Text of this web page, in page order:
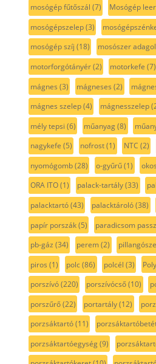
mosógép fűtőszál (7) Mosógép
mosógépszelep(3)
mosógép szíj (18) mosószer
motorforgótányér(2) motorkefe (7)
mágnes (3) mágneses (2)
mágnes szelep(4) mágnesszelep
mély tepsi (6) műanyag(8)
nagykefe (5) nofrost(1) NTC (2)
nyomógomb(28) o-gyűrű(1)
ORA ITO(1) palack-tartály(33)
palacktartó(43) palacktároló(38)
papír porszák(5) paradicsom
pb-gáz (34) perem(2)
piros (1) polc(86) polcél (3)
porszívó(220) porszívócső(10)
porszűrő(22) portartály(12)
porzsáktartó(11)
porzsáktartóegység(9)